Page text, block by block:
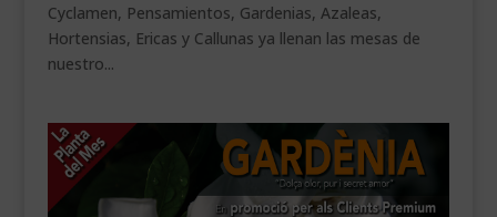
Cyclamen, Pensamientos, Gardenias, Azaleas,
Hortensias, Ericas y Callunas ya llenan las mesas de
nuestro...